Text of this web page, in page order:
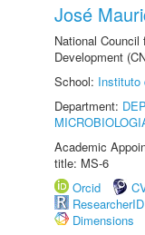
José
National
Development
School: Instituto
Department:
Academic
title: MS-6
Orcid
ResearcherID
Dimensions